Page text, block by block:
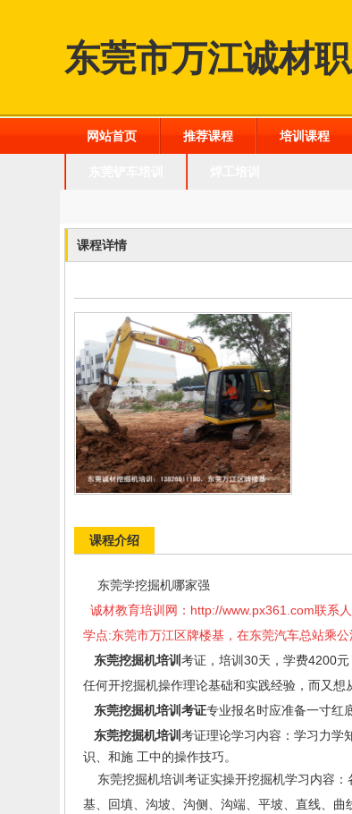
东莞市万江诚材
网站首页 推荐课程 培训课程
课程详情
课程介绍
东莞学挖掘机哪家强
诚材教育培训网： http://www.px361.com联系
学点:东莞市万江区牌楼基，在东莞汽车总站乘
东莞挖掘机培训 考证，培训30天，学费4200
任何开挖掘机操作理论基础和实践经验，而又想
东莞挖掘机培训考证专业报名时应准备一寸红
东莞挖掘机培训 考证理论学习内容：学习力学
识、和施 工中的操作技巧。
东莞挖掘机培训考证实操开挖掘机学习内容：
基、回填、沟坡、沟侧、沟端、平坡、直线、